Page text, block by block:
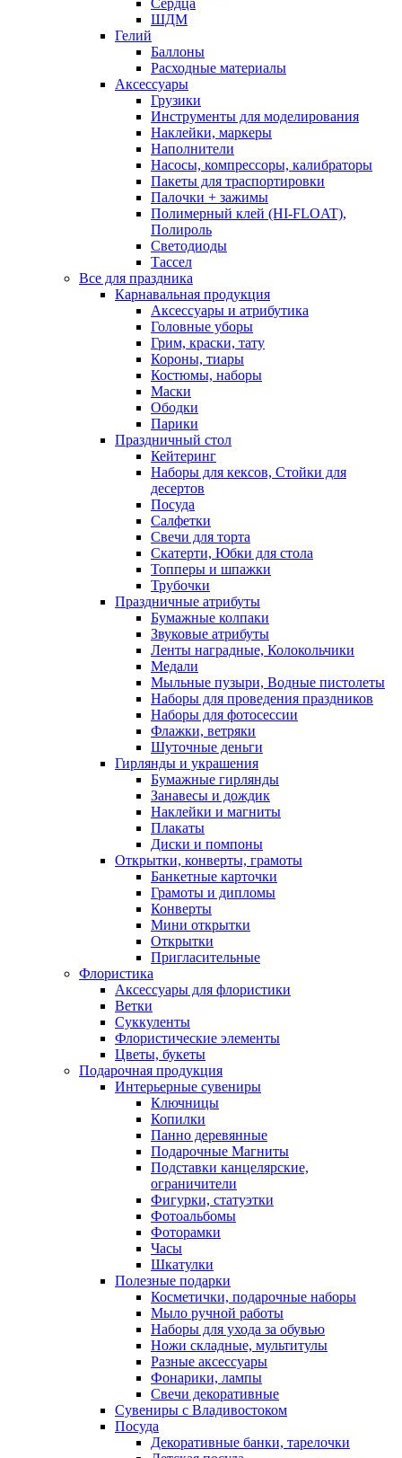
Сердца
ШДМ
Гелий
Баллоны
Расходные материалы
Аксессуары
Грузики
Инструменты для моделирования
Наклейки, маркеры
Наполнители
Насосы, компрессоры, калибраторы
Пакеты для траспортировки
Палочки + зажимы
Полимерный клей (HI-FLOAT),
Полироль
Светодиоды
Тассел
Все для праздника
Карнавальная продукция
Аксессуары и атрибутика
Головные уборы
Грим, краски, тату
Короны, тиары
Костюмы, наборы
Маски
Ободки
Парики
Праздничный стол
Кейтеринг
Наборы для кексов, Стойки для
десертов
Посуда
Салфетки
Свечи для торта
Скатерти, Юбки для стола
Топперы и шпажки
Трубочки
Праздничные атрибуты
Бумажные колпаки
Звуковые атрибуты
Ленты наградные, Колокольчики
Медали
Мыльные пузыри, Водные пистолеты
Наборы для проведения праздников
Наборы для фотосессии
Флажки, ветряки
Шуточные деньги
Гирлянды и украшения
Бумажные гирлянды
Занавесы и дождик
Наклейки и магниты
Плакаты
Диски и помпоны
Открытки, конверты, грамоты
Банкетные карточки
Грамоты и дипломы
Конверты
Мини открытки
Открытки
Пригласительные
Флористика
Аксессуары для флористики
Ветки
Суккуленты
Флористические элементы
Цветы, букеты
Подарочная продукция
Интерьерные сувениры
Ключницы
Копилки
Панно деревянные
Подарочные Магниты
Подставки канцелярские,
ограничители
Фигурки, статуэтки
Фотоальбомы
Фоторамки
Часы
Шкатулки
Полезные подарки
Косметички, подарочные наборы
Мыло ручной работы
Наборы для ухода за обувью
Ножи складные, мультитулы
Разные аксессуары
Фонарики, лампы
Свечи декоративные
Сувениры с Владивостоком
Посуда
Декоративные банки, тарелочки